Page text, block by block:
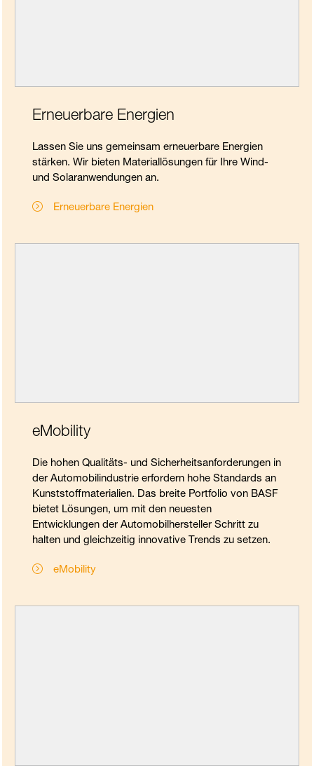
Erneuerbare Energien
Lassen Sie uns gemeinsam erneuerbare Energien
stärken. Wir bieten Materiallösungen für Ihre Wind-
und Solaranwendungen an.
Erneuerbare Energien
eMobility
Die hohen Qualitäts- und Sicherheitsanforderungen in
der Automobilindustrie erfordern hohe Standards an
Kunststoffmaterialien. Das breite Portfolio von BASF
bietet Lösungen, um mit den neuesten
Entwicklungen der Automobilhersteller Schritt zu
halten und gleichzeitig innovative Trends zu setzen.
eMobility